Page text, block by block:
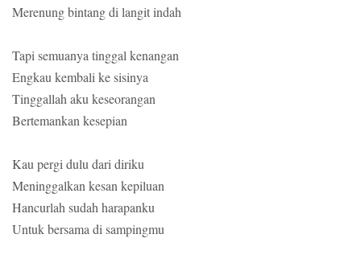
Merenung bintang di langit indah
Tapi semuanya tinggal kenangan
Engkau kembali ke sisinya
Tinggallah aku keseorangan
Bertemankan kesepian
Kau pergi dulu dari diriku
Meninggalkan kesan kepiluan
Hancurlah sudah harapanku
Untuk bersama di sampingmu